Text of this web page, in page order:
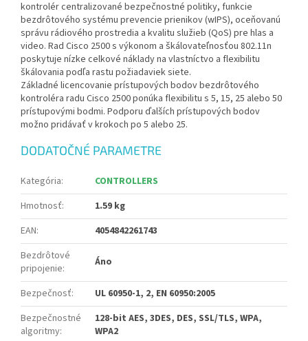
kontrolér centralizované bezpečnostné politiky, funkcie
bezdrôtového systému prevencie prienikov (wIPS), oceňovanú
správu rádiového prostredia a kvalitu služieb (QoS) pre hlas a
video. Rad Cisco 2500 s výkonom a škálovateľnosťou 802.11n
poskytuje nízke celkové náklady na vlastníctvo a flexibilitu
škálovania podľa rastu požiadaviek siete.
Základné licencovanie prístupových bodov bezdrôtového
kontroléra radu Cisco 2500 ponúka flexibilitu s 5, 15, 25 alebo 50
prístupovými bodmi. Podporu ďalších prístupových bodov
možno pridávať v krokoch po 5 alebo 25.
DODATOČNÉ PARAMETRE
Kategória:
CONTROLLERS
Hmotnosť:
1.59 kg
EAN:
4054842261743
Bezdrôtové
pripojenie: Áno
Bezpečnosť:
UL 60950-1, 2, EN 60950:2005
Bezpečnostné
algoritmy:
128-bit AES, 3DES, DES, SSL/TLS, WPA,
WPA2